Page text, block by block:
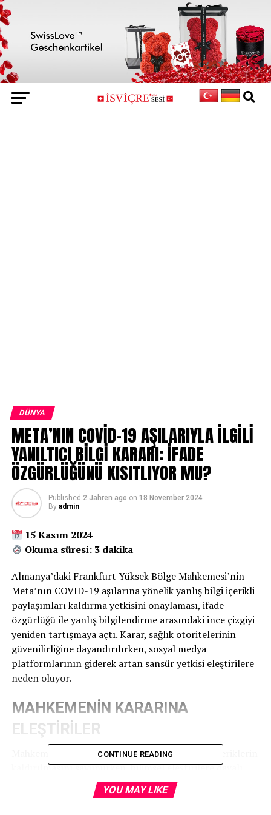
DÜNYA
META’NIN COVİD-19 AŞILARIYLA İLGİLİ
YANILTICI BİLGİ KARARI: İFADE
ÖZGÜRLÜĞÜNÜ KISITLIYOR MU?
Published 2 Jahren ago on 18 November 2024
By admin
15 Kasım 2024
Okuma süresi: 3 dakika
Almanya’daki Frankfurt Yüksek Bölge Mahkemesi’nin
Meta’nın COVID-19 aşılarına yönelik yanlış bilgi içerikli
paylaşımları kaldırma yetkisini onaylaması, ifade
özgürlüğü ile yanlış bilgilendirme arasındaki ince çizgiyi
yeniden tartışmaya açtı. Karar, sağlık otoritelerinin
güvenilirliğine dayandırılırken, sosyal medya
platformlarının giderek artan sansür yetkisi eleştirilere
neden oluyor.
MAHKEMENİN KARARINA
ELEŞTİRİLER
Mahkeme, „yanlış bilgi“ olarak değerlendirilen içeriklerin
kaldırılmasını savunurken, bilimsel eleştirilere dayalı
paylaşımların bu kapsamda olmadığını belirtti. Ancak
eleştirmenler, bu kararın ifade özgürlüğünü tehdit eden
CONTINUE READING
YOU MAY LIKE